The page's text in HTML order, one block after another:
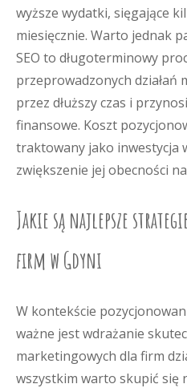
wyższe wydatki, sięgające
miesięcznie. Warto jednak
SEO to długoterminowy
przeprowadzonych działań
przez dłuższy czas i
finansowe. Koszt
traktowany jako inwestycja
zwiększenie jej obecności
Jakie są najlepsze
firm w Gdyni
W kontekście
ważne jest wdrażanie
marketingowych dla firm
wszystkim warto skupić się